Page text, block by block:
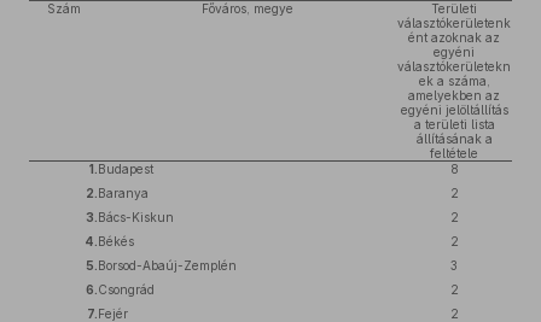
Szám Főváros, megye
Területi
választókerületenk
ént azoknak az
egyéni
választókerületekn
ek a száma,
amelyekben az
egyéni jelöltállítás
a területi lista
állításának a
feltétele
1. Budapest
8
2. Baranya
2
3. Bács-Kiskun
2
4. Békés
2
5. Borsod-Abaúj-Zemplén
3
6. Csongrád
2
7. Fejér
2